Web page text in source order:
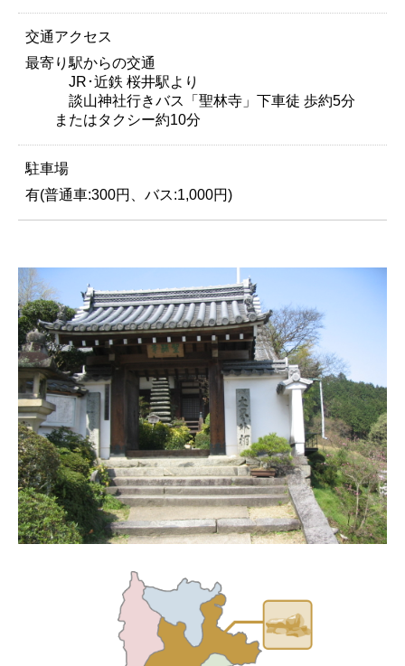
交通アクセス
最寄り駅からの交通
JR･近鉄 桜井駅より
談山神社行きバス「聖林寺」下車徒 歩約5分
またはタクシー約10分
駐車場
有(普通車:300円、バス:1,000円)